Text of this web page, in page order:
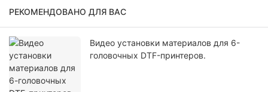
РЕКОМЕНДОВАНО ДЛЯ ВАС
Видео установки материалов для 6-
головочных DTF-принтеров.